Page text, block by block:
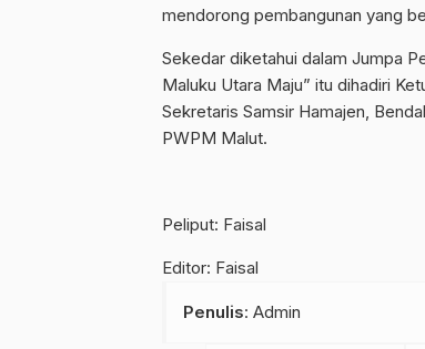
mendorong pembangunan yang
Sekedar diketahui dalam Jumpa
Maluku Utara Maju” itu dihadiri
Sekretaris Samsir Hamajen,
PWPM Malut.
Peliput: Faisal
Editor: Faisal
Penulis: Admin